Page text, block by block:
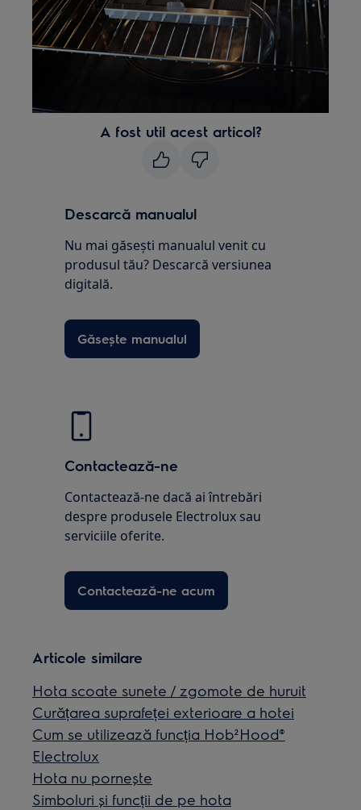
A fost util acest articol?
Descarcă manualul
Nu mai găsești manualul venit cu
produsul tău? Descarcă versiunea
digitală.
Găsește manualul
Contactează-ne
Contactează-ne dacă ai întrebări
despre produsele Electrolux sau
serviciile oferite.
Contactează-ne acum
Articole similare
Hota scoate sunete / zgomote de huruit
Curățarea suprafeței exterioare a hotei
Cum se utilizează funcția Hob²Hood®
Electrolux
Hota nu pornește
Simboluri și funcții de pe hota